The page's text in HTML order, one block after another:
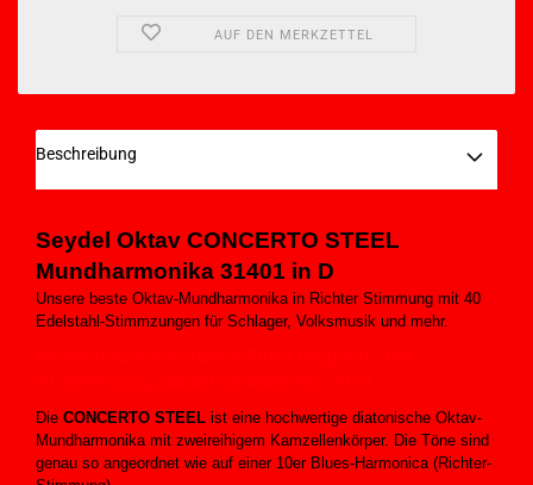
AUF DEN MERKZETTEL
Beschreibung
Seydel Oktav CONCERTO STEEL
Mundharmonika 31401 in D
Unsere beste Oktav-Mundharmonika in Richter Stimmung mit 40
Edelstahl-Stimmzungen für Schlager, Volksmusik und mehr.
Die CONCERTO STEEL ist eine hochwertige diatonische Oktav-
Mundharmonika mit zweireihigem Kamzellenkörper. Die Töne sind
genau so angeordnet wie auf einer 10er Blues-Harmonica (Richter-